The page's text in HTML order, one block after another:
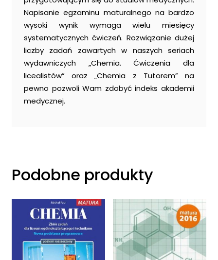
Napisanie egzaminu maturalnego na bardzo
wysoki wynik wymaga wielu miesięcy
systematycznych ćwiczeń. Rozwiązanie dużej
liczby zadań zawartych w naszych seriach
wydawniczych „Chemia. Ćwiczenia dla
licealistów” oraz „Chemia z Tutorem” na
pewno pozwoli Wam zdobyć indeks akademii
medycznej.
Podobne produkty